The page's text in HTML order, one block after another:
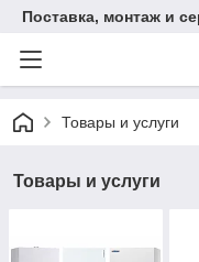
Поставка, монтаж и
Товары и услуги
Товары и услуги